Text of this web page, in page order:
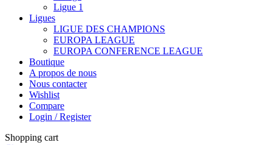
Ligue 1
Ligues
LIGUE DES CHAMPIONS
EUROPA LEAGUE
EUROPA CONFERENCE LEAGUE
Boutique
A propos de nous
Nous contacter
Wishlist
Compare
Login / Register
Shopping cart